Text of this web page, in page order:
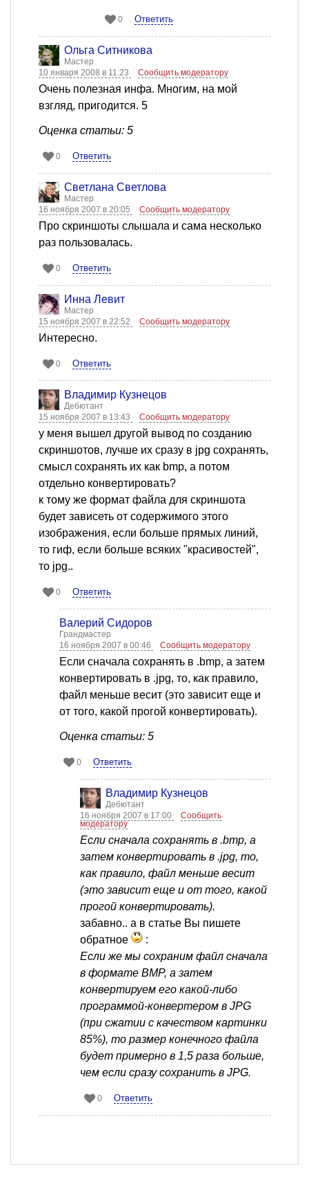
0 Ответить
Ольга Ситникова
Мастер
10 января 2008 в 11:23
Сообщить модератору
Очень полезная инфа. Многим, на мой
взгляд, пригодится. 5
Оценка статьи: 5
0 Ответить
Светлана Светлова
Мастер
16 ноября 2007 в 20:05
Сообщить модератору
Про скриншоты слышала и сама несколько
раз пользовалась.
0 Ответить
Инна Левит
Мастер
15 ноября 2007 в 22:52
Сообщить модератору
Интересно.
0 Ответить
Владимир Кузнецов
Дебютант
15 ноября 2007 в 13:43
Сообщить модератору
у меня вышел другой вывод по созданию
скриншотов, лучше их сразу в jpg сохранять,
смысл сохранять их как bmp, а потом
отдельно конвертировать?
к тому же формат файла для скриншота
будет зависеть от содержимого этого
изображения, если больше прямых линий,
то гиф, если больше всяких "красивостей",
то jpg..
0 Ответить
Валерий Сидоров
Грандмастер
16 ноября 2007 в 00:46
Сообщить модератору
Если сначала сохранять в .bmp, а затем
конвертировать в .jpg, то, как правило,
файл меньше весит (это зависит еще и
от того, какой прогой конвертировать).
Оценка статьи: 5
0 Ответить
Владимир Кузнецов
Дебютант
16 ноября 2007 в 17:00
Сообщить
модератору
Если сначала сохранять в .bmp, а
затем конвертировать в .jpg, то,
как правило, файл меньше весит
(это зависит еще и от того, какой
прогой конвертировать).
забавно.. а в статье Вы пишете
обратное
:
Если же мы сохраним файл сначала
в формате BMP, а затем
конвертируем его какой-либо
программой-конвертером в JPG
(при сжатии с качеством картинки
85%), то размер конечного файла
будет примерно в 1,5 раза больше,
чем если сразу сохранить в JPG.
0 Ответить